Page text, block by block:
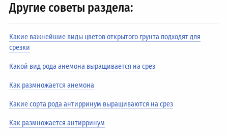
Другие советы раздела:
Какие важнейшие виды цветов открытого грунта подходят для
срезки
Какой вид рода анемона выращивается на срез
Как размножается анемона
Какие сорта рода антирринум выращиваются на срез
Как размножается антирринум